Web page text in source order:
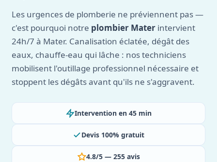
Les urgences de plomberie ne préviennent pas —
c'est pourquoi notre plombier Mater intervient
24h/7 à Mater. Canalisation éclatée, dégât des
eaux, chauffe-eau qui lâche : nos techniciens
mobilisent l'outillage professionnel nécessaire et
stoppent les dégâts avant qu'ils ne s'aggravent.
Intervention en 45 min
Devis 100% gratuit
4.8/5 — 255 avis